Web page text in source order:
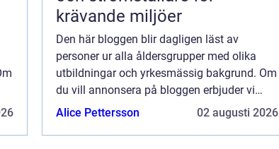
krävande miljöer
Den här bloggen blir dagligen läst av
personer ur alla åldersgrupper med olika
utbildningar och yrkesmässig bakgrund. Om
du vill annonsera på bloggen erbjuder vi
flera möjligheter. Bannerannonser är endast
Alice Pettersson 02 augusti 2026